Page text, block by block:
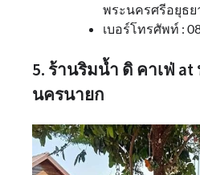
พระนครศรีอยุธย
เบอร์โทรศัพท์ :
5. ร้านริมน้ำ ดิ คาเฟ่
นครนายก